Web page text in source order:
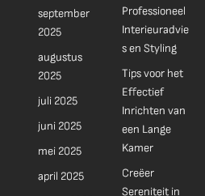
september
2025
augustus
2025
juli 2025
juni 2025
mei 2025
april 2025
Professioneel
Interieuradvie
s en Styling
Tips voor het
Effectief
Inrichten van
een Lange
Kamer
Creëer
Sereniteit in